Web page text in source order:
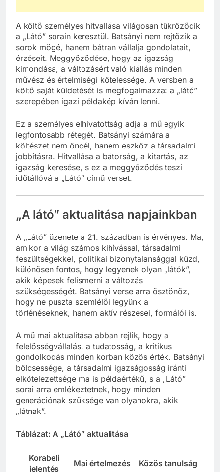
A költő személyes hitvallása világosan tükröződik
a „Látó” sorain keresztül. Batsányi nem rejtőzik a
sorok mögé, hanem bátran vállalja gondolatait,
érzéseit. Meggyőződése, hogy az igazság
kimondása, a változásért való kiállás minden
művész és értelmiségi kötelessége. A versben a
költő saját küldetését is megfogalmazza: a „látó”
Ez a személyes elhivatottság adja a mű egyik
legfontosabb rétegét. Batsányi számára a
költészet nem öncél, hanem eszköz a társadalmi
jobbításra. Hitvallása a bátorság, a kitartás, az
igazság keresése, s ez a meggyőződés teszi
„A látó” aktualitása napjainkban
A „Látó” üzenete a 21. században is érvényes. Ma,
amikor a világ számos kihívással, társadalmi
feszültségekkel, politikai bizonytalansággal küzd,
különösen fontos, hogy legyenek olyan „látók”,
akik képesek felismerni a változás
szükségességét. Batsányi verse arra ösztönöz,
hogy ne puszta szemlélői legyünk a
A mű mai aktualitása abban rejlik, hogy a
felelősségvállalás, a tudatosság, a kritikus
gondolkodás minden korban közös érték. Batsányi
bölcsessége, a társadalmi igazságosság iránti
elkötelezettsége ma is példaértékű, s a „Látó”
sorai arra emlékeztetnek, hogy minden
generációnak szüksége van olyanokra, akik
Korabeli